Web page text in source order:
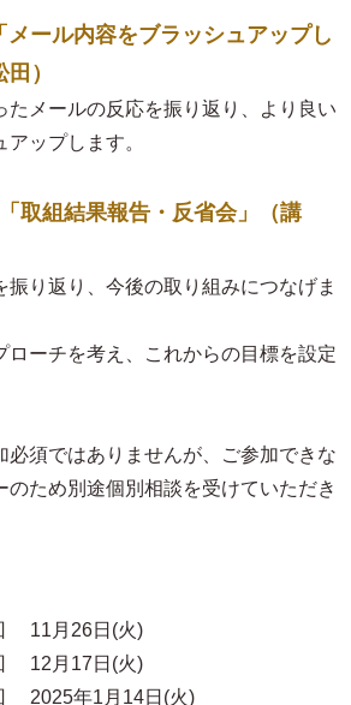
ール内容をブラッシュアップし
）
メールの反応を振り返り、より良い
ップします。
取組結果報告・反省会」（講
り返り、今後の取り組みにつなげま
ーチを考え、これからの目標を設定
須ではありませんが、ご参加できな
のため別途個別相談を受けていただき
月26日(火)
17日(火)
1月14日(火)